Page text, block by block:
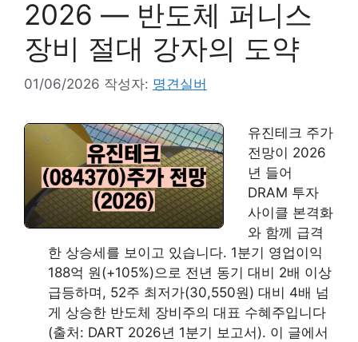
2026 — 반도체 퍼니스
장비 절대 강자의 도약
01/06/2026 작성자: 명견실버
유진테크 주가
전망이 2026
년 들어
DRAM 투자
사이클 본격화
와 함께 급격
한 상승세를 보이고 있습니다. 1분기 영업이익
188억 원(+105%)으로 전년 동기 대비 2배 이상
급등하며, 52주 최저가(30,550원) 대비 4배 넘
게 상승한 반도체 장비주의 대표 수혜주입니다
(출처: DART 2026년 1분기 보고서). 이 글에서